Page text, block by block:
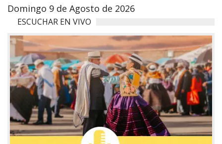
Domingo 9 de Agosto de 2026
ESCUCHAR EN VIVO